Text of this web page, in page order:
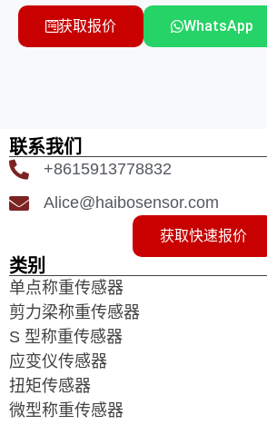
获取报价 WhatsApp
联系我们
+8615913778832
Alice@haibosensor.com
获取快速报价
类别
单点称重传感器
剪力梁称重传感器
S 型称重传感器
应变仪传感器
扭矩传感器
微型称重传感器